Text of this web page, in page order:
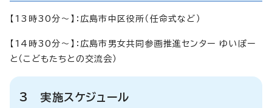
【13時30分～】：広島市中区役所（任命式など）
【14時30分～】：広島市男女共同参画推進センター ゆいぽー
と（こどもたちとの交流会）
3 実施スケジュール